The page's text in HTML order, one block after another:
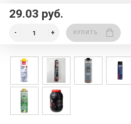
29.03 руб.
КУПИТЬ